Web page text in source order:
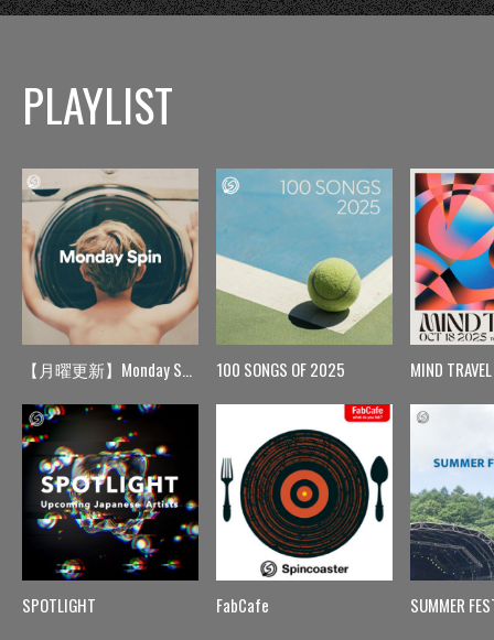
PLAYLIST
【月曜更新】Monday Spin
SPOTLIGHT
100 SONGS OF 2025
FabCafe
MIND TRAVEL
SUMMER